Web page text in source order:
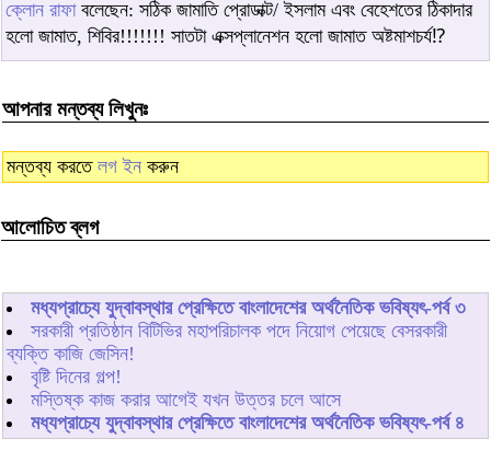
ক্লোন রাফাবলেছেন: সঠিক জামাতি প্রোডাক্ট/ ইসলাম এবং বেহেশতের ঠিকাদার
হলো জামাত, শিবির!!!!!!! সাতটা এক্সপ্লানেশন হলো জামাত অষ্টমাশচর্য⁉️
আপনার মন্তব্য লিখুনঃ
মন্তব্য করতে লগ ইন করুন
আলোচিত ব্লগ
মধ্যপ্রাচ্যে যুদ্বাবস্থার প্রেক্ষিতে বাংলাদেশের অর্থনৈতিক ভবিষ্যৎ-পর্ব ৩
সরকারী প্রতিষ্ঠান বিটিভির মহাপরিচালক পদে নিয়োগ পেয়েছে বেসরকারী
ব্যক্তি কাজি জেসিন!
বৃষ্টি দিনের গল্প!
মস্তিষ্ক কাজ করার আগেই যখন উত্তর চলে আসে
মধ্যপ্রাচ্যে যুদ্বাবস্থার প্রেক্ষিতে বাংলাদেশের অর্থনৈতিক ভবিষ্যৎ-পর্ব ৪